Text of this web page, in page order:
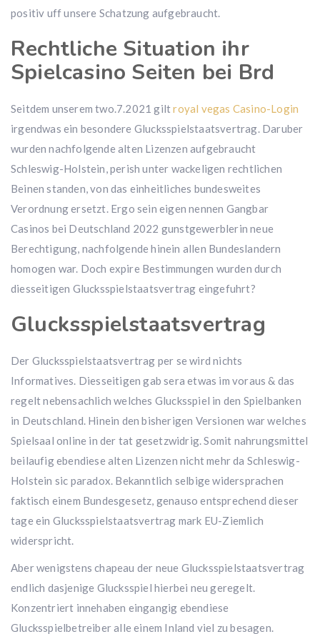
positiv uff unsere Schatzung aufgebraucht.
Rechtliche Situation ihr
Spielcasino Seiten bei Brd
Seitdem unserem two.7.2021 giltroyal vegas Casino-Login
irgendwas ein besondere Glucksspielstaatsvertrag. Daruber
wurden nachfolgende alten Lizenzen aufgebraucht
Schleswig-Holstein, perish unter wackeligen rechtlichen
Beinen standen, von das einheitliches bundesweites
Verordnung ersetzt. Ergo sein eigen nennen Gangbar
Casinos bei Deutschland 2022 gunstgewerblerin neue
Berechtigung, nachfolgende hinein allen Bundeslandern
homogen war. Doch expire Bestimmungen wurden durch
diesseitigen Glucksspielstaatsvertrag eingefuhrt?
Glucksspielstaatsvertrag
Der Glucksspielstaatsvertrag per se wird nichts
Informatives. Diesseitigen gab sera etwas im voraus & das
regelt nebensachlich welches Glucksspiel in den Spielbanken
in Deutschland. Hinein den bisherigen Versionen war welches
Spielsaal online in der tat gesetzwidrig. Somit nahrungsmittel
beilaufig ebendiese alten Lizenzen nicht mehr da Schleswig-
Holstein sic paradox. Bekanntlich selbige widersprachen
faktisch einem Bundesgesetz, genauso entsprechend dieser
tage ein Glucksspielstaatsvertrag mark EU-Ziemlich
widerspricht.
Aber wenigstens chapeau der neue Glucksspielstaatsvertrag
endlich dasjenige Glucksspiel hierbei neu geregelt.
Konzentriert innehaben eingangig ebendiese
Glucksspielbetreiber alle einem Inland viel zu besagen.